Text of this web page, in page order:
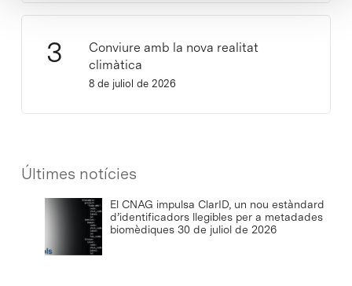
Conviure amb la nova realitat
climàtica
8 de juliol de 2026
Últimes notícies
El CNAG impulsa ClarID, un nou estàndard
d’identificadors llegibles per a metadades
biomèdiques 30 de juliol de 2026